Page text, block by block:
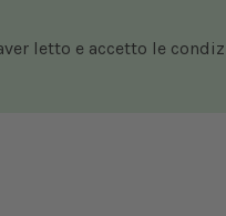
letto e accetto le